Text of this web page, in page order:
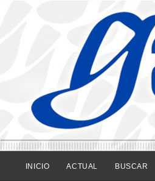
INICIO ACTUAL BUSCAR